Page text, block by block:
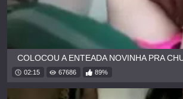
COLOCOU A ENTEADA NOVINHA PRA
02:15 67686 89%